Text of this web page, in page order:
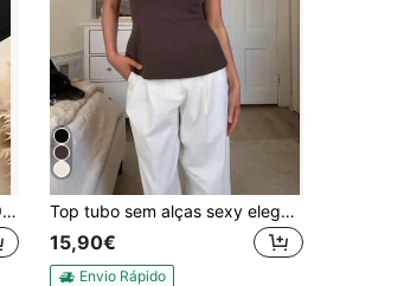
Camiseta vintage estilo anos 90 com estampa divertida de rosto de boneca, efeito lavado e confeccionada em tecido. Ideal para o verão. Top tubo sem alças sexy elegante e moderno para mulher, cor lisa, castanho, verão
15,90€
Envio Rápido